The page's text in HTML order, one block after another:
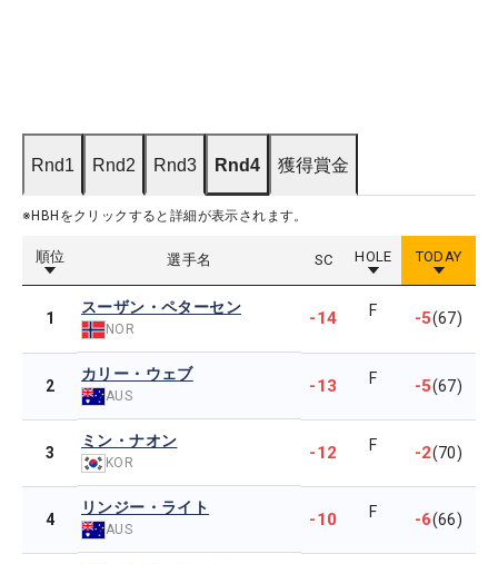
Rnd1 Rnd2 Rnd3 Rnd4 獲得賞金
※HBHをクリックすると詳細が表示されます。
順位 選手名 SC HOLE TODAY
1
スーザン・ペターセン
NOR
-14 F -5(67)
2
カリー・ウェブ
AUS -13 F -5(67)
3
ミン・ナオン
KOR -12 F -2(70)
4
リンジー・ライト
AUS -10 F -6(66)